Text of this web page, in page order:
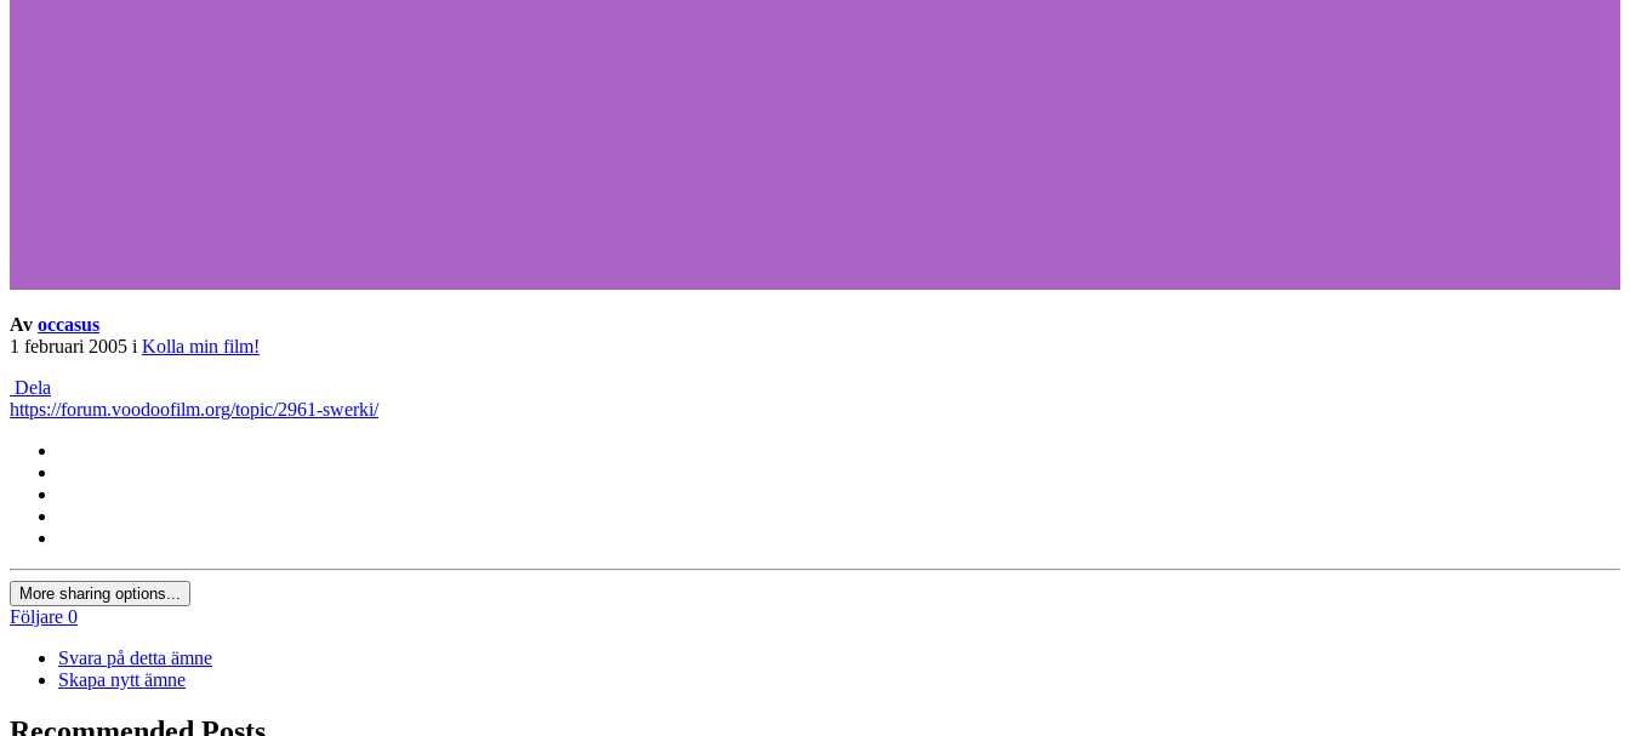
Av occasus
1 februari 2005 i Kolla min film!
Dela
https://forum.voodoofilm.org/topic/2961-swerki/
More sharing options...
Följare 0
Svara på detta ämne
Skapa nytt ämne